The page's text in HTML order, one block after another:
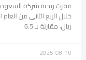
ريال، مقارنة بـ 6.5
2025-08-10